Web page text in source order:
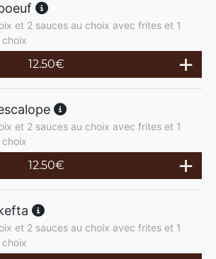
et 2 sauces au choix avec frites et 1
12.50€
et 2 sauces au choix avec frites et 1
12.50€
et 2 sauces au choix avec frites et 1